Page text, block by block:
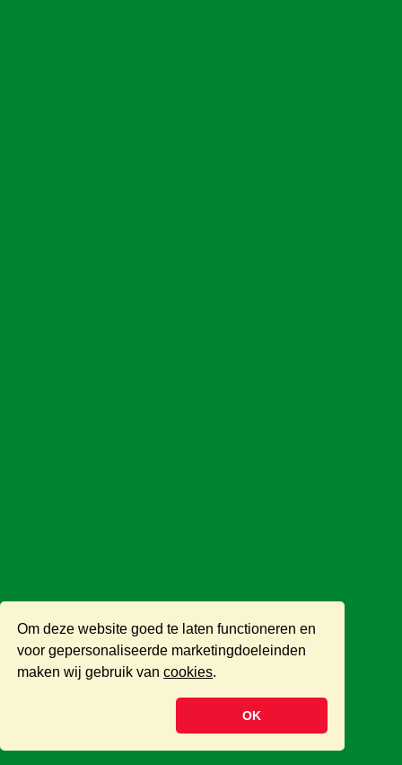
Om deze website goed te laten functioneren en
voor gepersonaliseerde marketingdoeleinden
maken wij gebruik vancookies.
OK